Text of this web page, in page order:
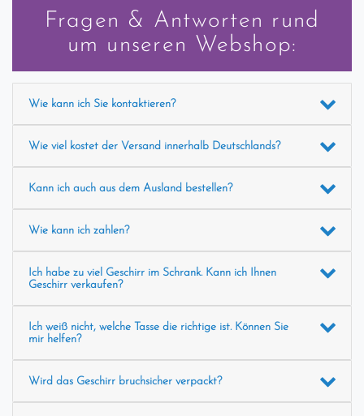
Fragen & Antworten rund
um unseren Webshop:
Wie kann ich Sie kontaktieren?
Wie viel kostet der Versand innerhalb Deutschlands?
Kann ich auch aus dem Ausland bestellen?
Wie kann ich zahlen?
Ich habe zu viel Geschirr im Schrank. Kann ich Ihnen
Geschirr verkaufen?
Ich weiß nicht, welche Tasse die richtige ist. Können Sie
mir helfen?
Wird das Geschirr bruchsicher verpackt?